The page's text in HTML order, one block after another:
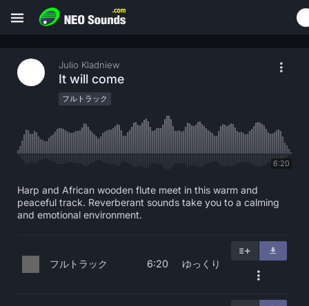
Julio Kladniew
It will come
フルトラック
6:20
Harp and African wooden flute meet in this warm and
peaceful track. Reverberant sounds take you to a calming
and emotional environment.
フルトラック 6:20 ゆっくり